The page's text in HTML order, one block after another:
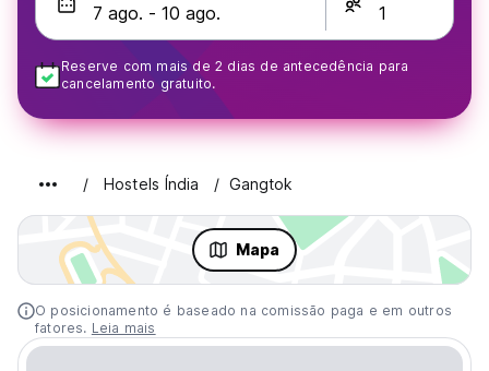
Reserve com mais de 2 dias de antecedência para
cancelamento gratuito.
Hostels Índia Gangtok
Mapa
O posicionamento é baseado na comissão paga e em outros
fatores. Leia mais